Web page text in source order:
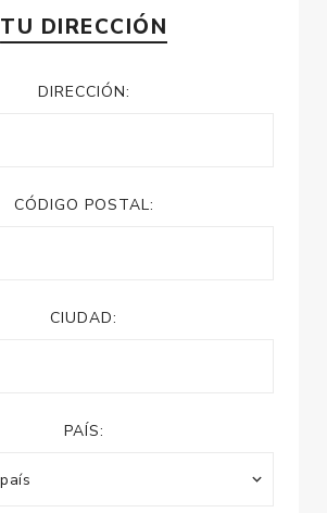
TU DIRECCIÓN
DIRECCIÓN:
CÓDIGO POSTAL:
CIUDAD:
PAÍS: